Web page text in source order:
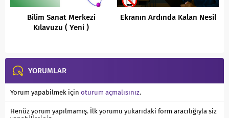
Bilim Sanat Merkezi
Kılavuzu ( Yeni )
Ekranın Ardında Kalan Nesil
YORUMLAR
Yorum yapabilmek için oturum açmalısınız.
Henüz yorum yapılmamış. İlk yorumu yukarıdaki form aracılığıyla siz